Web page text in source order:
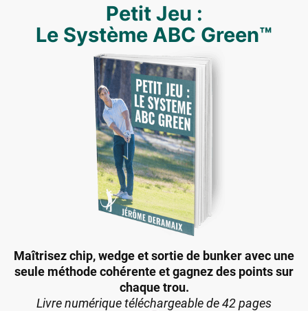
Petit Jeu :
Le Système ABC Green™
Maîtrisez chip, wedge et sortie de bunker avec une
seule méthode cohérente et gagnez des points sur
chaque trou.
Livre numérique téléchargeable de 42 pages